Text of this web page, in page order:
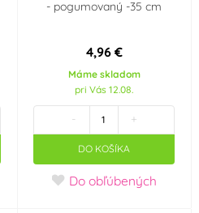
- pogumovaný -35 cm
4,96 €
Máme skladom
pri Vás 12.08.
- +
DO KOŠÍKA
Do obľúbených